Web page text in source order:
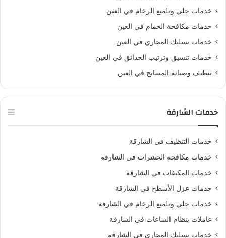
خدمات جلي وتلميع الرخام في العين
خدمات مكافحة الحمام في العين
خدمات تسليك المجاري في العين
خدمات تنسيق وترتيب الحدائق في العين
تنظيف وصيانة المسابح في العين
خدمات الشارقة
خدمات التنظيف في الشارقة
خدمات مكافحة الحشرات في الشارقة
خدمات المكيفات في الشارقة
خدمات عزل الأسطح في الشارقة
خدمات جلي وتلميع الرخام في الشارقة
عاملات بنظام الساعات في الشارقة
خدمات تسليك المجاري في الشارقة